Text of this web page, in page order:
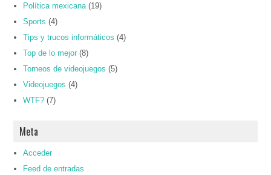
Política mexicana (19)
Sports (4)
Tips y trucos informáticos (4)
Top de lo mejor (8)
Torneos de videojuegos (5)
Videojuegos (4)
WTF? (7)
Meta
Acceder
Feed de entradas